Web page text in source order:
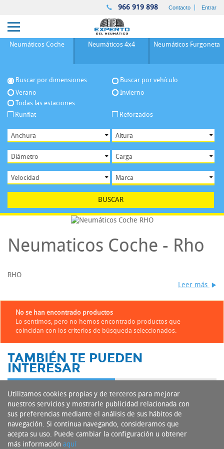
966 919 898 Contacto Entrar
Neumáticos Coche Neumáticos 4x4 Neumáticos Furgoneta
Buscar por dimensiones
Buscar por vehículo
Verano
Invierno
Todas las estaciones
Runflat
Reforzados
BUSCAR
Neumaticos Coche - Rho
RHO
Leer más
No se han encontrado productos
Lo sentimos, pero no hemos encontrado productos que
coincidan con los criterios de búsqueda seleccionados.
TAMBIÉN TE PUEDEN
INTERESAR
Utilizamos cookies propias y de terceros para mejorar
nuestros servicios y mostrarle publicidad relacionada con
sus preferencias mediante el análisis de sus hábitos de
navegación. Si continua navegando, consideramos que
acepta su uso. Puede cambiar la configuración u obtener
más información aquí